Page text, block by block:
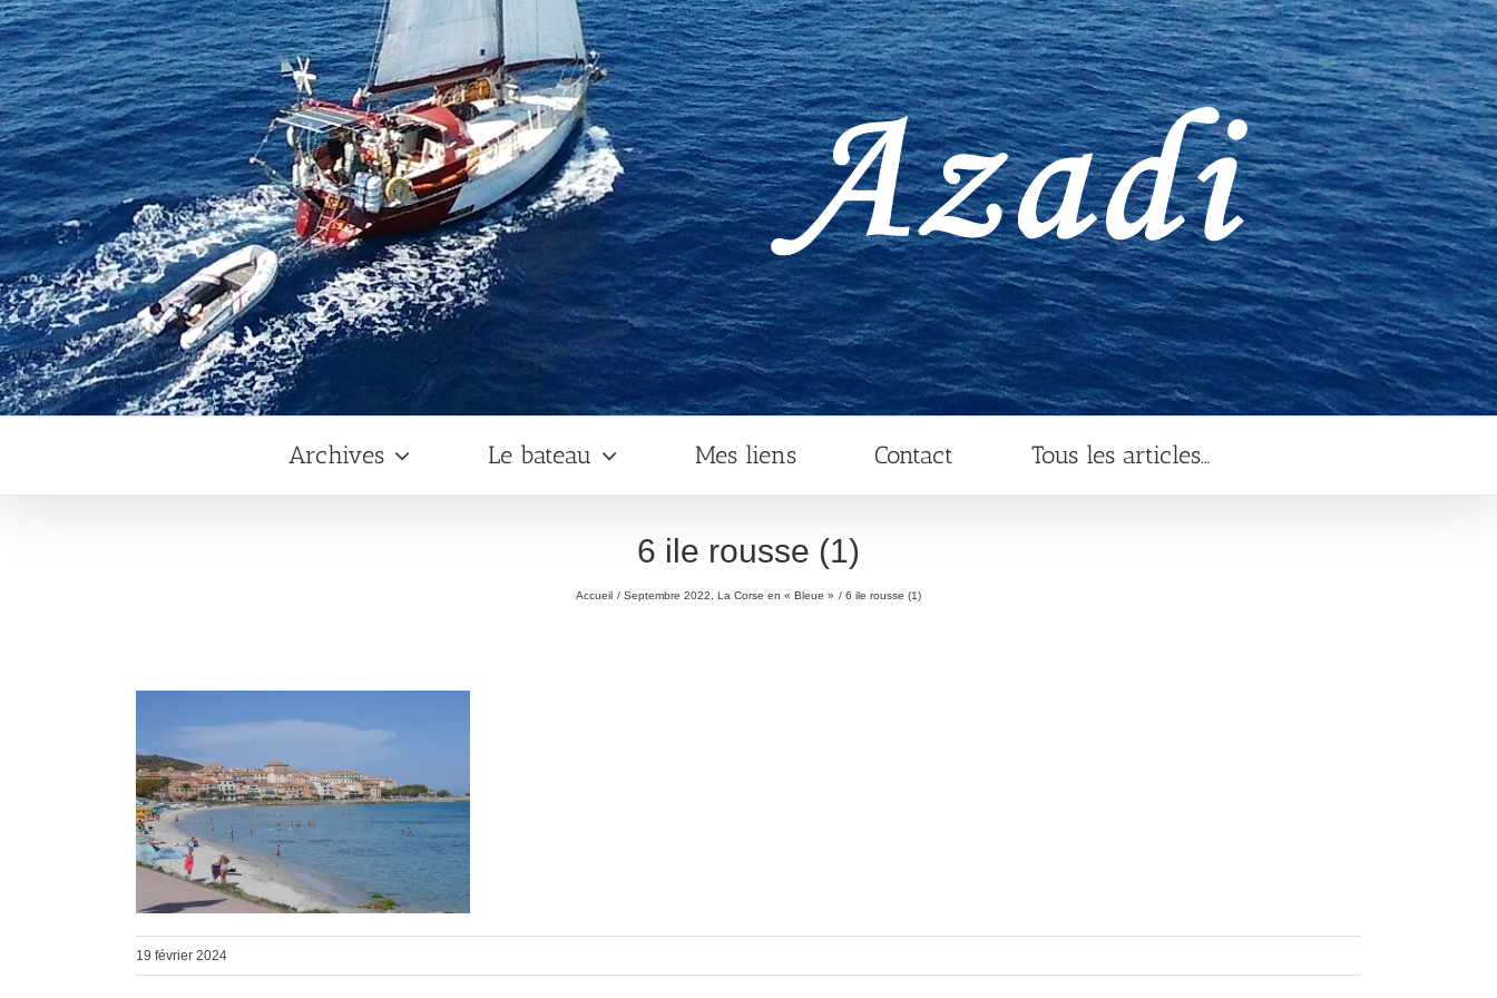
Archives Le bateau Mes liens Contact Tous les articles…
6 ile rousse (1)
Accueil Septembre 2022, La Corse en « Bleue » 6 ile rousse (1)
19 février 2024